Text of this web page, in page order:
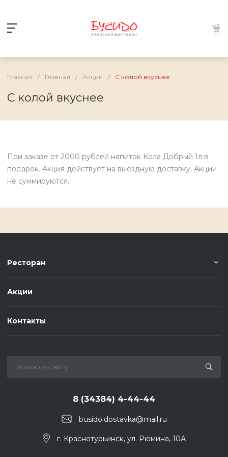
Главная / Главная / Акции / С колой вкуснее
С колой вкуснее
При заказе от 2000 рублей напиток Кола Добрый 1л в
подарок. Акция действует на выездную доставку. Акции
не суммируются.
Ресторан
Акции
Контакты
8 (34384) 4-44-44
busido.dostavka@mail.ru
г. Краснотурьинск, ул. Рюмина, 10А